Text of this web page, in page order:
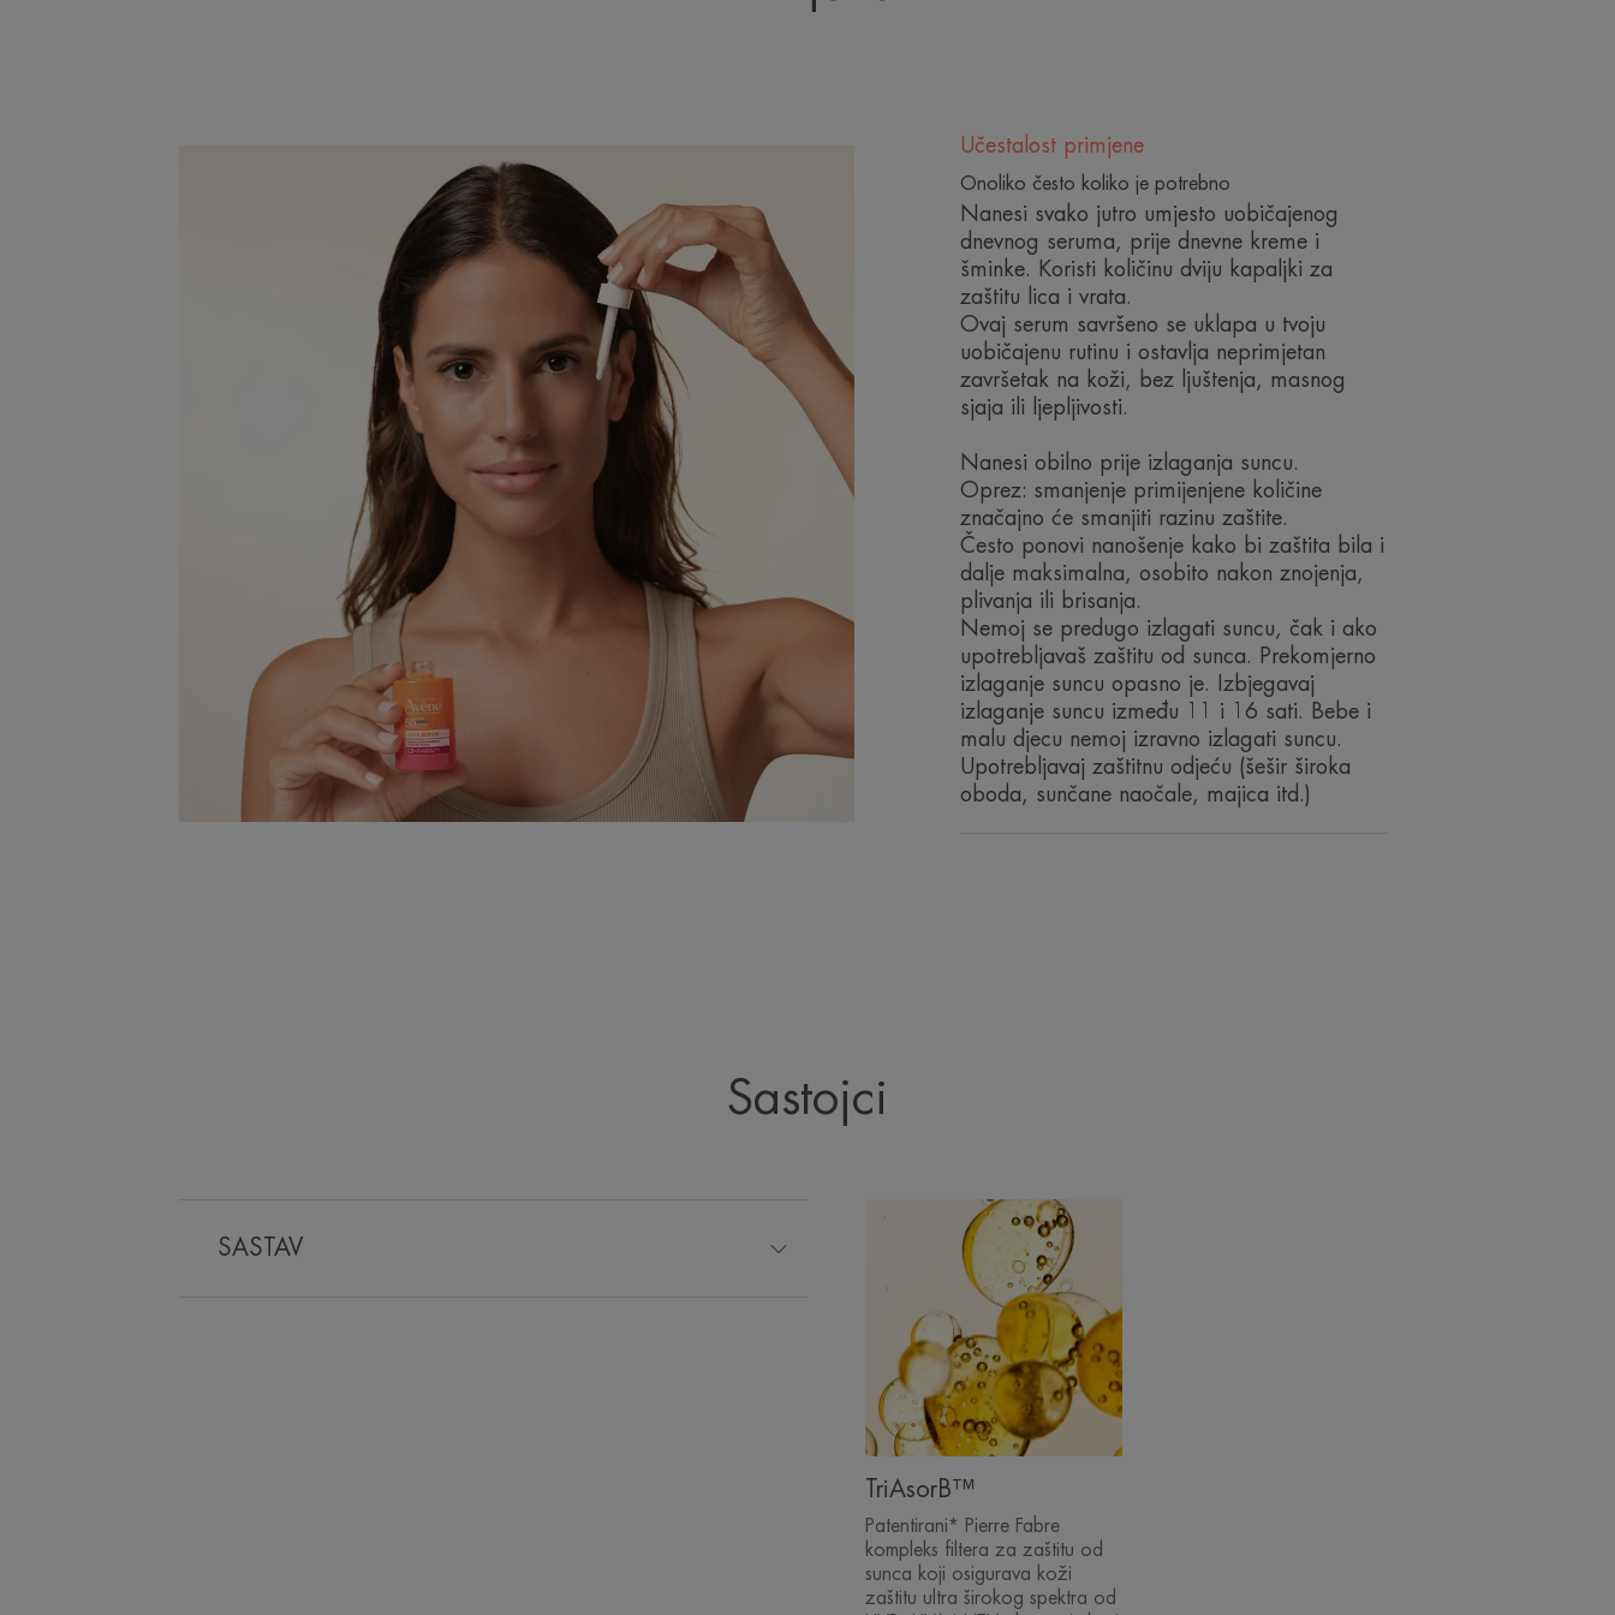
Učestalost primjene
Onoliko često koliko je potrebno
Nanesi svako jutro umjesto uobičajenog
dnevnog seruma, prije dnevne kreme i
šminke. Koristi količinu dviju kapaljki za
zaštitu lica i vrata.
Ovaj serum savršeno se uklapa u tvoju
uobičajenu rutinu i ostavlja neprimjetan
završetak na koži, bez ljuštenja, masnog
sjaja ili ljepljivosti.
Nanesi obilno prije izlaganja suncu.
Oprez: smanjenje primijenjene količine
značajno će smanjiti razinu zaštite.
Često ponovi nanošenje kako bi zaštita bila i
dalje maksimalna, osobito nakon znojenja,
plivanja ili brisanja.
Nemoj se predugo izlagati suncu, čak i ako
upotrebljavaš zaštitu od sunca. Prekomjerno
izlaganje suncu opasno je. Izbjegavaj
izlaganje suncu između 11 i 16 sati. Bebe i
malu djecu nemoj izravno izlagati suncu.
Upotrebljavaj zaštitnu odjeću (šešir široka
oboda, sunčane naočale, majica itd.)
Sastojci
SASTAV
TriAsorB™
Patentirani* Pierre Fabre
kompleks filtera za zaštitu od
sunca koji osigurava koži
zaštitu ultra širokog spektra od